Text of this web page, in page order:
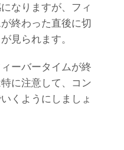
なりますが、フィ
終わった直後に切
見られます。
ーバータイムが終
に注意して、コン
くようにしましょ